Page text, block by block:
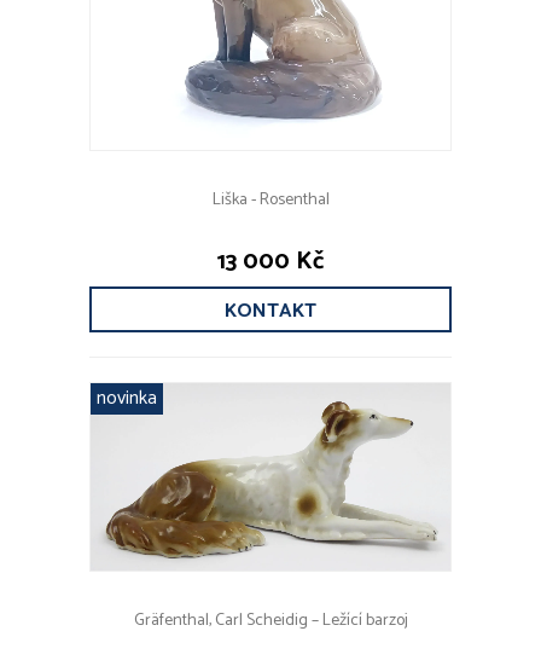
Liška - Rosenthal
13 000 Kč
KONTAKT
novinka
Gräfenthal, Carl Scheidig – Ležící barzoj